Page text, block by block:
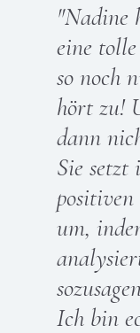
"Nadine
eine
so noch
hört zu!
dann
Sie
um,
Ich bin